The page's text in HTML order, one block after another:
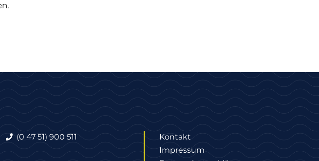
(0 47 51) 900 511
Kontakt
Impressum